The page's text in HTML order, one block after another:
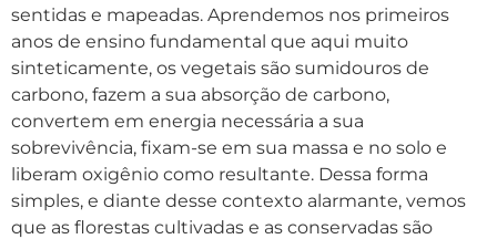
sentidas e mapeadas. Aprendemos nos primeiros
anos de ensino fundamental que aqui muito
sinteticamente, os vegetais são sumidouros de
carbono, fazem a sua absorção de carbono,
convertem em energia necessária a sua
sobrevivência, fixam-se em sua massa e no solo e
liberam oxigênio como resultante. Dessa forma
simples, e diante desse contexto alarmante, vemos
que as florestas cultivadas e as conservadas são